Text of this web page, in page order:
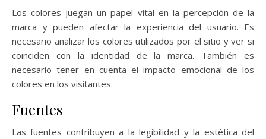
Los colores juegan un papel vital en la percepción de la
marca y pueden afectar la experiencia del usuario. Es
necesario analizar los colores utilizados por el sitio y ver si
coinciden con la identidad de la marca. También es
necesario tener en cuenta el impacto emocional de los
colores en los visitantes.
Fuentes
Las fuentes contribuyen a la legibilidad y la estética del